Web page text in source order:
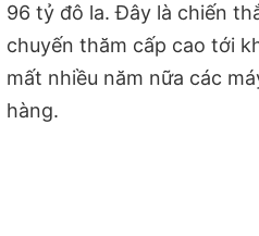
96 tỷ đô la. Đây là chiến
chuyến thăm cấp cao tới
mất nhiều năm nữa các
hàng.